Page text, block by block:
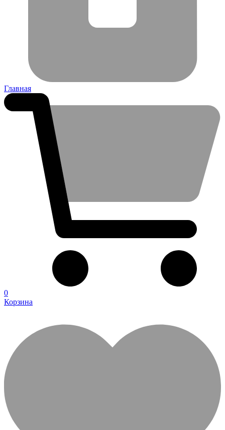
Главная
0
Корзина